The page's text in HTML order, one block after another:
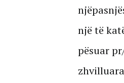
një të
pësuar